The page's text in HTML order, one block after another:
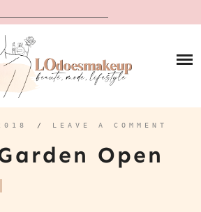
L’AVENT
/ LEAVE A COMMENT
Open